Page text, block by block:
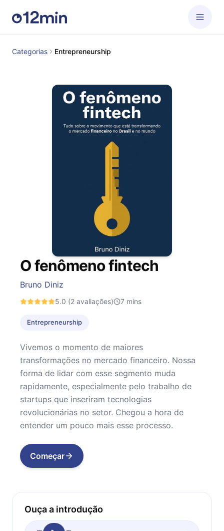
Categorias Entrepreneurship
O fenômeno fintech
Bruno Diniz
5.0 (2 avaliações) 7 mins
Entrepreneurship
Vivemos o momento de maiores
transformações no mercado financeiro. Nossa
forma de lidar com esse segmento muda
rapidamente, especialmente pelo trabalho de
startups que inseriram tecnologias
revolucionárias no setor. Chegou a hora de
entender um pouco mais esse processo.
Começar
Ouça a introdução